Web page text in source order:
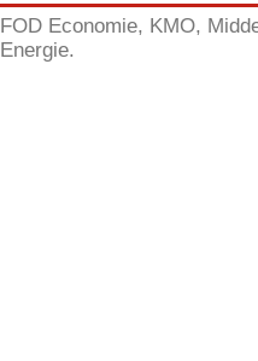
FOD Economie, KMO,
Energie.